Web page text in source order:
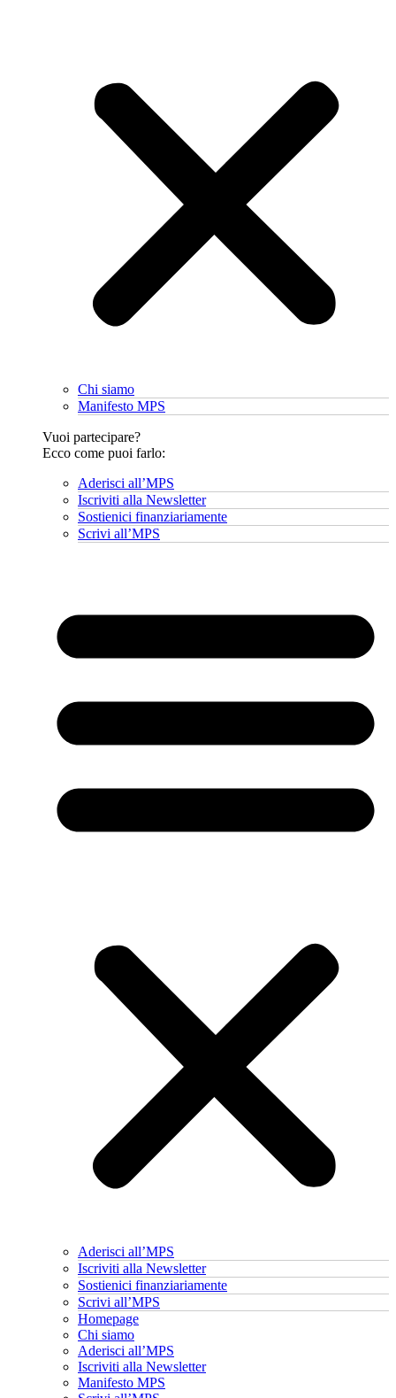
Chi siamo
Manifesto MPS
Vuoi partecipare?
Ecco come puoi farlo:
Aderisci all’MPS
Iscriviti alla Newsletter
Sostienici finanziariamente
Scrivi all’MPS
Aderisci all’MPS
Iscriviti alla Newsletter
Sostienici finanziariamente
Scrivi all’MPS
Homepage
Chi siamo
Aderisci all’MPS
Iscriviti alla Newsletter
Manifesto MPS